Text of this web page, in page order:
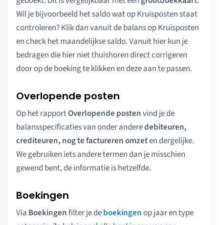
Wil je bijvoorbeeld het saldo wat op Kruisposten staat
controleren? Klik dan vanuit de balans op Kruisposten
en check het maandelijkse saldo. Vanuit hier kun je
bedragen die hier niet thuishoren direct corrigeren
door op de boeking te klikken en deze aan te passen.
Overlopende posten
Op het rapportOverlopende postenvind je de
balansspecificaties van onder anderedebiteuren,
crediteuren, nog te factureren omzeten dergelijke.
We gebruiken iets andere termen dan je misschien
gewend bent, de informatie is hetzelfde.
Boekingen
Via Boekingenfilter je deboekingenop jaar en type